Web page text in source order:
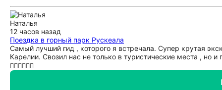
Наталья
12 часов назад
Поездка в горный парк Рускеала
Самый лучший гид , которого я встречала. Супер крутая
Карелии. Свозил нас не только в туристические места , но
👍🏻👍🏻👍🏻